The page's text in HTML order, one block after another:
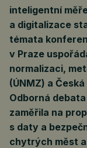
inteligentní
a digitalizace
témata
v Praze
normalizaci,
(ÚNMZ) a
Odborná
zaměřila na
s daty a
chytrých měst